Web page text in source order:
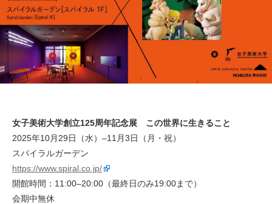
女子美術大学創立125周年記念展 この世界に生きること
2025年10月29日（水）–11月3日（月・祝）
スパイラルガーデン
https://www.spiral.co.jp/
開館時間：11:00–20:00（最終日のみ19:00まで）
会期中無休